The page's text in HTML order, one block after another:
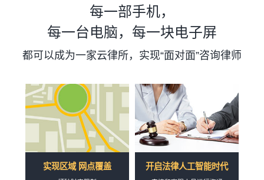
每一部手机，
每一台电脑，每一块电子屏
都可以成为一家云律所，实现“面对面”咨询律师
实现区域 网点覆盖 开启法律人工智能时代